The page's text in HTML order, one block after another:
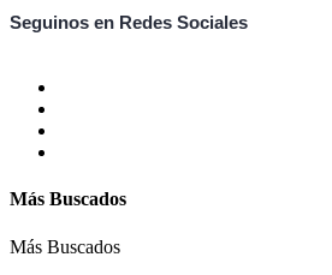
Seguinos en Redes Sociales
Más Buscados
Más Buscados